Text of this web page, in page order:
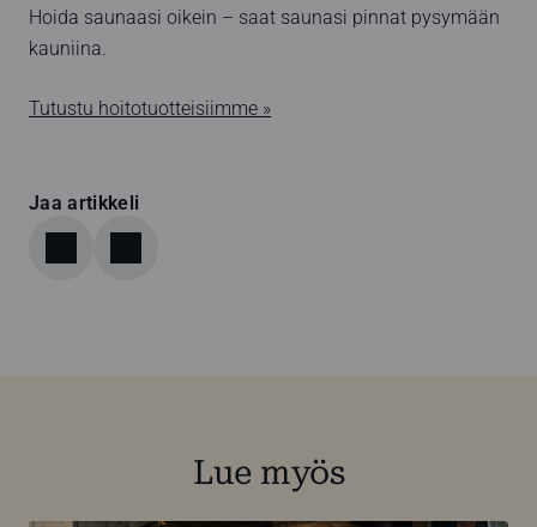
Hoida saunaasi oikein – saat saunasi pinnat pysymään
kauniina.
Tutustu hoitotuotteisiimme »
Jaa artikkeli
Lue myös